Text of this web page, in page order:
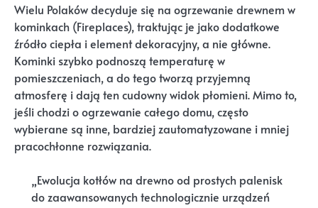
Wielu Polaków decyduje się na ogrzewanie drewnem w
kominkach (Fireplaces), traktując je jako dodatkowe
źródło ciepła i element dekoracyjny, a nie główne.
Kominki szybko podnoszą temperaturę w
pomieszczeniach, a do tego tworzą przyjemną
atmosferę i dają ten cudowny widok płomieni. Mimo to,
jeśli chodzi o ogrzewanie całego domu, często
wybierane są inne, bardziej zautomatyzowane i mniej
pracochłonne rozwiązania.
„Ewolucja kotłów na drewno od prostych palenisk
do zaawansowanych technologicznie urządzeń